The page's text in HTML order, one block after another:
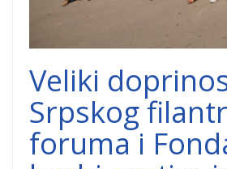
Veliki
Srpskog
foruma i